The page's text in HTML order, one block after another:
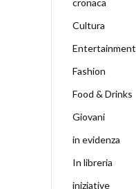
Cultura
Entertainment
Fashion
Food & Drinks
Giovani
in evidenza
In libreria
iniziative